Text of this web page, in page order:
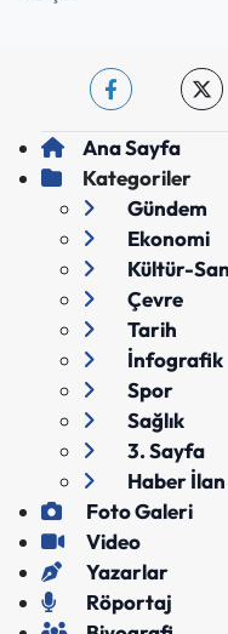
Ana Sayfa
Kategoriler
Gündem
Ekonomi
Kültür-
Çevre
Tarih
İnfografik
Spor
Sağlık
3. Sayfa
Haber İlan
Foto Galeri
Video
Yazarlar
Röportaj